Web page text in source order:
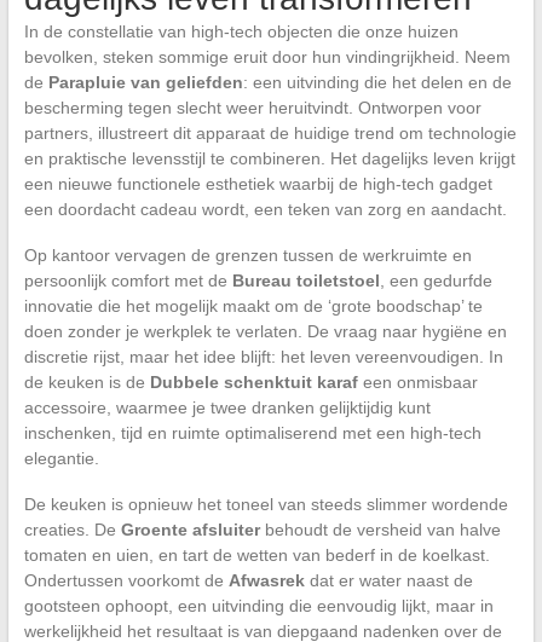
In de constellatie van high-tech objecten die onze huizen
bevolken, steken sommige eruit door hun vindingrijkheid. Neem
de Parapluie van geliefden: een uitvinding die het delen en de
bescherming tegen slecht weer heruitvindt. Ontworpen voor
partners, illustreert dit apparaat de huidige trend om technologie
en praktische levensstijl te combineren. Het dagelijks leven krijgt
een nieuwe functionele esthetiek waarbij de high-tech gadget
een doordacht cadeau wordt, een teken van zorg en aandacht.
Op kantoor vervagen de grenzen tussen de werkruimte en
persoonlijk comfort met de Bureau toiletstoel , een gedurfde
innovatie die het mogelijk maakt om de ‘grote boodschap’ te
doen zonder je werkplek te verlaten. De vraag naar hygiëne en
discretie rijst, maar het idee blijft: het leven vereenvoudigen. In
de keuken is de Dubbele schenktuit karafeen onmisbaar
accessoire, waarmee je twee dranken gelijktijdig kunt
inschenken, tijd en ruimte optimaliserend met een high-tech
elegantie.
De keuken is opnieuw het toneel van steeds slimmer wordende
creaties. De Groente afsluiterbehoudt de versheid van halve
tomaten en uien, en tart de wetten van bederf in de koelkast.
Ondertussen voorkomt de Afwasrekdat er water naast de
gootsteen ophoopt, een uitvinding die eenvoudig lijkt, maar in
werkelijkheid het resultaat is van diepgaand nadenken over de